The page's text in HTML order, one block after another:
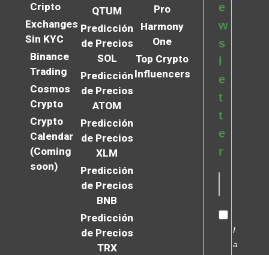
Cripto
Exchanges
Sin KYC
Binance
Trading
Cosmos
Crypto
Crypto
Calendar
(Coming
soon)
QTUM
Predicción
de Precios
SOL
Predicción
de Precios
ATOM
Predicción
de Precios
XLM
Predicción
de Precios
BNB
Predicción
de Precios
TRX
Pro
Harmony
One
Top Crypto
Influencers
e
w
s
e
t
t
e
r
I
a